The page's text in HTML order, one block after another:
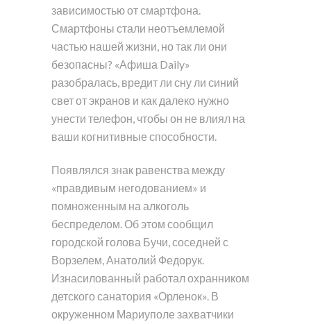
зависимостью от смартфона.
Смартфоны стали неотъемлемой
частью нашей жизни, но так ли они
безопасны? «Афиша Daily»
разобралась, вредит ли сну ли синий
свет от экранов и как далеко нужно
унести телефон, чтобы он не влиял на
ваши когнитивные способности.
Появлялся знак равенства между
«правдивым негодованием» и
помноженным на алкоголь
беспределом. Об этом сообщил
городской голова Бучи, соседней с
Ворзелем, Анатолий Федорук.
Изнасилованный работал охранником
детского санатория «Орленок». В
окруженном Мариуполе захватчики